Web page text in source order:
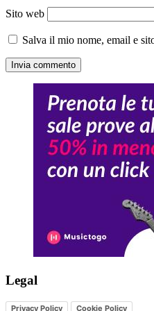
Sito web
Salva il mio nome, email e
Legal
Privacy Policy Cookie Policy